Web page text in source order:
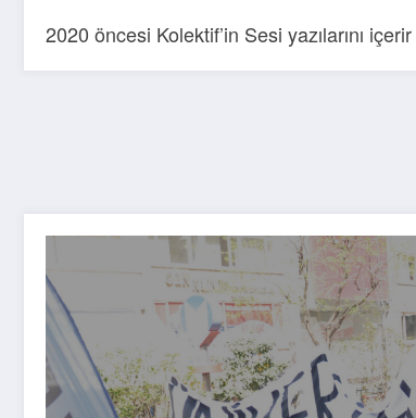
2020 öncesi Kolektif’in Sesi yazılarını içerir